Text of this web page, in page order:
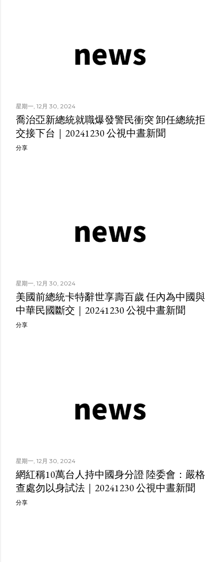
星期一, 12月 30, 2024
喬治亞新總統就職爆發警民衝突 卸任總統拒
交接下台｜20241230 公視中晝新聞
分享
星期一, 12月 30, 2024
美國前總統卡特辭世享壽百歲 任內為中國與
中華民國斷交｜20241230 公視中晝新聞
分享
星期一, 12月 30, 2024
網紅稱10萬台人持中國身分證 陸委會：嚴格
查處勿以身試法｜20241230 公視中晝新聞
分享